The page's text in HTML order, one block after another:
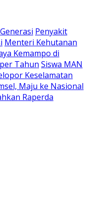
Penyakit
Menteri Kehutanan
Kemampo di
Tahun Siswa MAN
Keselamatan
Maju ke Nasional
Raperda